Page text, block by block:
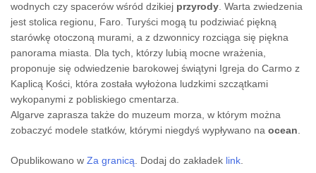
wodnych czy spacerów wśród dzikiej przyrody . Warta zwiedzenia
jest stolica regionu, Faro. Turyści mogą tu podziwiać piękną
starówkę otoczoną murami, a z dzwonnicy rozciąga się piękna
panorama miasta. Dla tych, którzy lubią mocne wrażenia,
proponuje się odwiedzenie barokowej świątyni Igreja do Carmo z
Kaplicą Kości, która została wyłożona ludzkimi szczątkami
wykopanymi z pobliskiego cmentarza.
Algarve zaprasza także do muzeum morza, w którym można
zobaczyć modele statków, którymi niegdyś wypływano na ocean
Opublikowano w Za granicą . Dodaj do zakładek link